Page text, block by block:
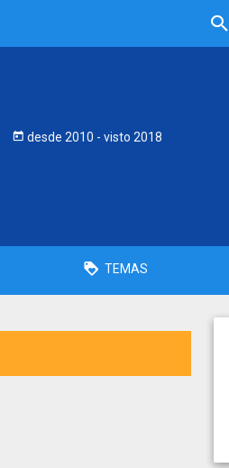
desde 2010 - visto 2018
TEMAS